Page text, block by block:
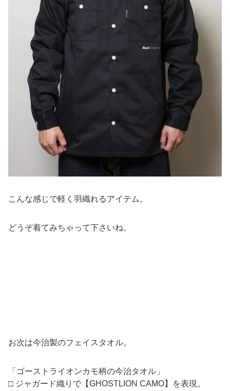
こんな感じで軽く羽織れるアイテム。
どうぞ着てみちゃって下さいね。
お次は今治製のフェイスタオル。
「ゴーストライオンカモ柄の今治タオル」
□ ジャガード織りで【GHOSTLION CAMO】を表現。